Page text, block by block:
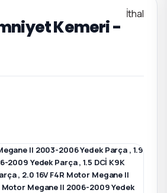
Kemeri -
İthal
II 2003-2006 Yedek Parça , 1.9
2009 Yedek Parça,1.5 DCİ K9K
, 2.0 16V F4R Motor Megane II
Motor Megane II 2006-2009 Yedek